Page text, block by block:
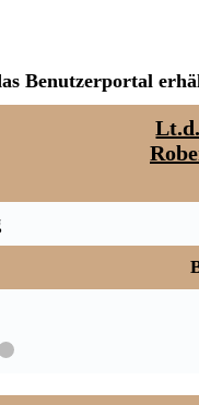
Benutzerportal